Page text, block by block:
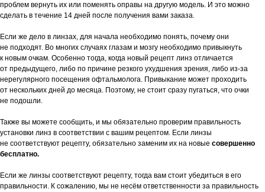
проблем вернуть их или поменять оправы на другую модель. И это можно
сделать в течение 14 дней после получения вами заказа.
Если же дело в линзах, для начала необходимо понять, почему они
не подходят. Во многих случаях глазам и мозгу необходимо привыкнуть
к новым очкам. Особенно тогда, когда новый рецепт линз отличается
от предыдущего, либо по причине резкого ухудшения зрения, либо из-за
нерегулярного посещения офтальмолога. Привыкание может проходить
от нескольких дней до месяца. Поэтому, не стоит сразу пугаться, что очки
не подошли.
Также вы можете сообщить, и мы обязательно проверим правильность
установки линз в соответствии с вашим рецептом. Если линзы
не соответствуют рецепту, обязательно заменим их на новые совершенно
бесплатно.
Если же линзы соответствуют рецепту, тогда вам стоит убедиться в его
правильности. К сожалению, мы не несём ответственности за правильность